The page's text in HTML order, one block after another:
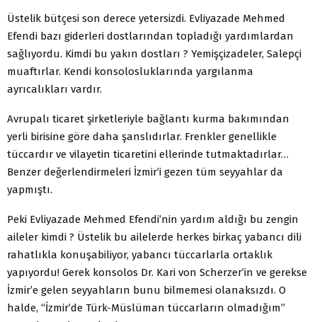
Üstelik bütçesi son derece yetersizdi. Evliyazade Mehmed
Efendi bazı giderleri dostlarından topladığı yardımlardan
sağlıyordu. Kimdi bu yakın dostları ? Yemişçizadeler, Salepçi
muaftırlar. Kendi konsolosluklarında yargılanma
ayrıcalıkları vardır.
Avrupalı ticaret şirketleriyle bağlantı kurma bakımından
yerli birisine göre daha şanslıdırlar. Frenkler genellikle
tüccardır ve vilayetin ticaretini ellerinde tutmaktadırlar…
Benzer değerlendirmeleri İzmir’i gezen tüm seyyahlar da
yapmıştı.
Peki Evliyazade Mehmed Efendi’nin yardım aldığı bu zengin
aileler kimdi ? Üstelik bu ailelerde herkes birkaç yabancı dili
rahatlıkla konuşabiliyor, yabancı tüccarlarla ortaklık
yapıyordu! Gerek konsolos Dr. Kari von Scherzer’in ve gerekse
İzmir’e gelen seyyahların bunu bilmemesi olanaksızdı. O
halde, “İzmir’de Türk-Müslüman tüccarların olmadığım”